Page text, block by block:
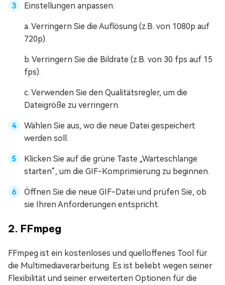
Einstellungen anpassen:
a. Verringern Sie die Auflösung (z.B. von 1080p auf
720p).
b. Verringern Sie die Bildrate (z.B. von 30 fps auf 15
fps).
c. Verwenden Sie den Qualitätsregler, um die
Dateigröße zu verringern.
Wählen Sie aus, wo die neue Datei gespeichert
werden soll.
Klicken Sie auf die grüne Taste „Warteschlange
starten“, um die GIF-Komprimierung zu beginnen.
Öffnen Sie die neue GIF-Datei und prüfen Sie, ob
sie Ihren Anforderungen entspricht.
2. FFmpeg
FFmpeg ist ein kostenloses und quelloffenes Tool für
die Multimediaverarbeitung. Es ist beliebt wegen seiner
Flexibilität und seiner erweiterten Optionen für die